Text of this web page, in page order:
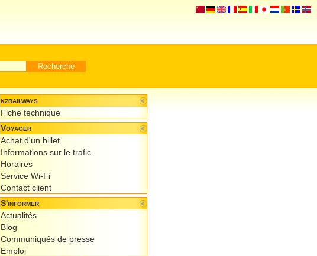
kzrailways
Fiche technique
Voyager
Achat d'un billet
Informations sur le trafic
Horaires
Service Wi-Fi
Contact client
S'informer
Actualités
Blog
Communiqués de presse
Emploi